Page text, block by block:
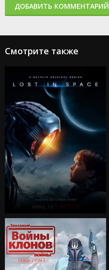
ДОБАВИТЬ КОММЕНТАРИЙ
Смотрите также